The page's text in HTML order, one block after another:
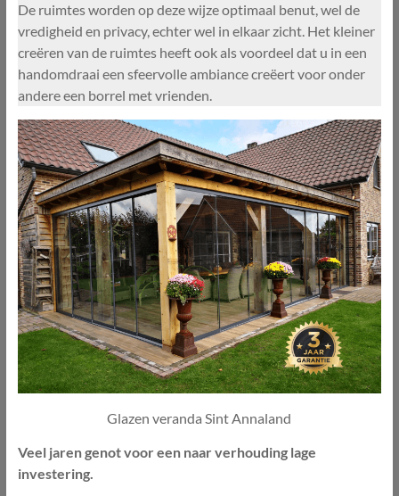
De ruimtes worden op deze wijze optimaal benut, wel de
vredigheid en privacy, echter wel in elkaar zicht. Het kleiner
creëren van de ruimtes heeft ook als voordeel dat u in een
handomdraai een sfeervolle ambiance creëert voor onder
andere een borrel met vrienden.
Glazen veranda Sint Annaland
Veel jaren genot voor een naar verhouding lage
investering.